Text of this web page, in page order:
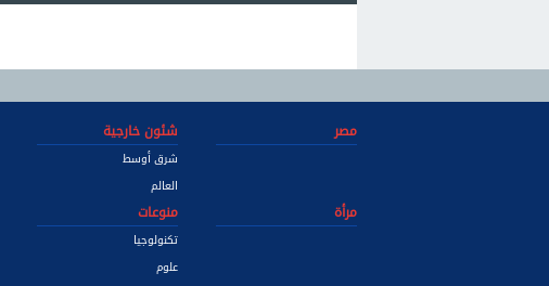
مصر شئون خارجية
شرق أوسط
العالم
مرأة
منوعات
تكنولوجيا
علوم